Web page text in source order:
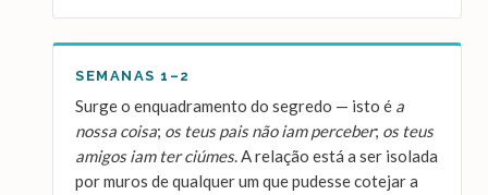
SEMANAS 1–2
Surge o enquadramento do segredo — isto é a
nossa coisa; os teus pais não iam perceber; os teus
amigos iam ter ciúmes. A relação está a ser isolada
por muros de qualquer um que pudesse cotejar a